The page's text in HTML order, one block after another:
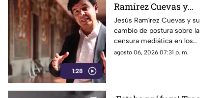
1:28
Ramírez Cuevas y
Censura a los Medios
de Comunicación
Jesús Ramírez Cuevas y su
cambio de postura sobre la
censura mediática en los
medios de comunicación.
agosto 06, 2026 07:31 p. m.